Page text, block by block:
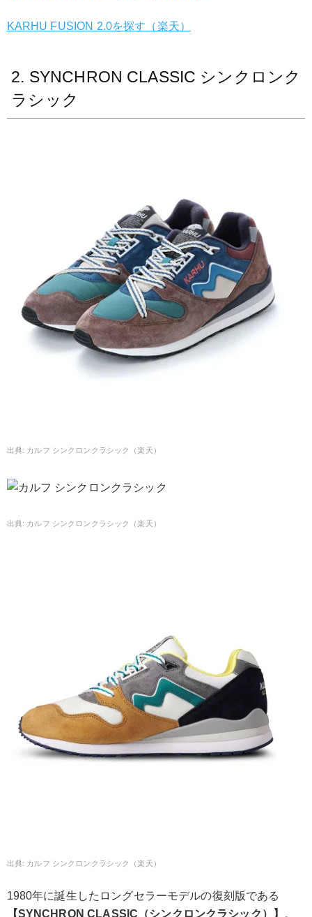
KARHU FUSION 2.0を探す（楽天）
2. SYNCHRON CLASSIC シンクロンク
ラシック
カルフ シンクロンクラシック（楽天）
カルフ シンクロンクラシック（楽天）
カルフ シンクロンクラシック（楽天）
1980年に誕生したロングセラーモデルの復刻版である
【SYNCHRON CLASSIC（シンクロンクラシック）】
。